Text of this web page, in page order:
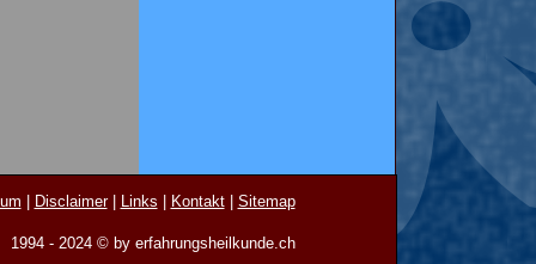
Disclaimer| Links Kontakt| Sitemap
1994 - 2024 © by erfahrungsheilkunde.ch